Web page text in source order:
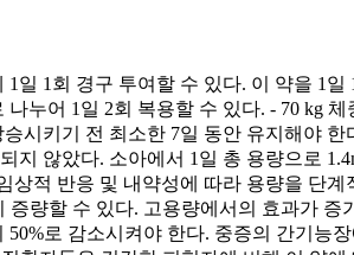
일 1회 경구 투여할 수 있다. 이 약을 1
누어 1일 2회 복용할 수 있다. - 70 kg
시키기 전 최소한 7일 동안 유지해야
지 않았다. 소아에서 1일 총 용량으로
상적 반응 및 내약성에 따라 용량을 단
증량할 수 있다. 고용량에서의 효과가
로 감소시켜야 한다. 중증의 간기능